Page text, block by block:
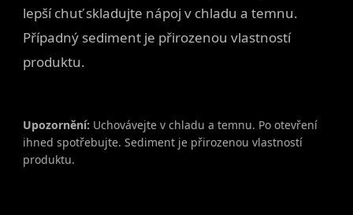
lepší chuť skladujte nápoj v chladu a temnu.
Případný sediment je přirozenou vlastností
produktu.
Upozornění: Uchovávejte v chladu a temnu. Po otevření
ihned spotřebujte. Sediment je přirozenou vlastností
produktu.